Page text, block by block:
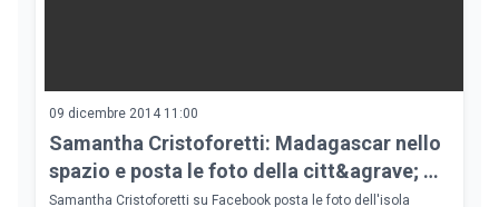
09 dicembre 2014 11:00
Samantha Cristoforetti: Madagascar nello
spazio e posta le foto della citt&agrave; di
Milano
Samantha Cristoforetti su Facebook posta le foto dell'isola